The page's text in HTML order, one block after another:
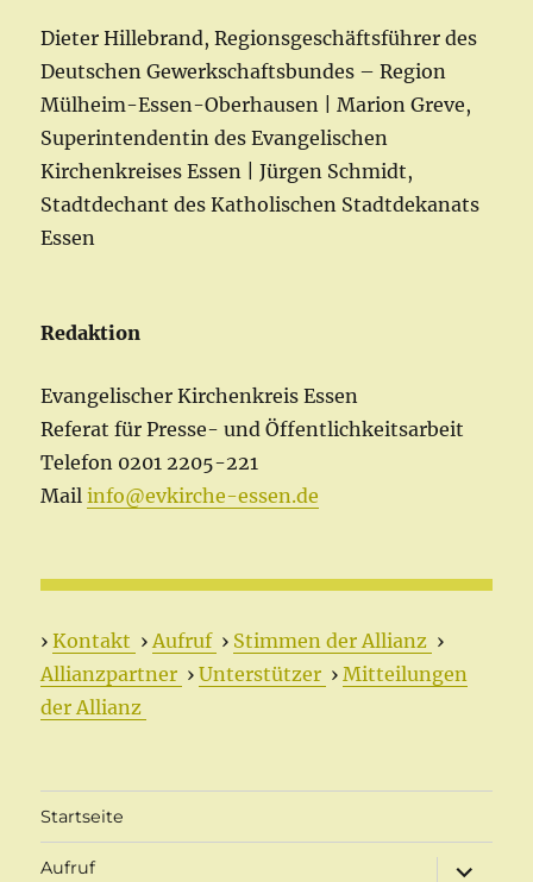
Dieter Hillebrand, Regionsgeschäftsführer des
Deutschen Gewerkschaftsbundes – Region
Mülheim-Essen-Oberhausen | Marion Greve,
Superintendentin des Evangelischen
Kirchenkreises Essen | Jürgen Schmidt,
Stadtdechant des Katholischen Stadtdekanats
Essen
Redaktion
Evangelischer Kirchenkreis Essen
Referat für Presse- und Öffentlichkeitsarbeit
Telefon 0201 2205-221
Mailinfo@evkirche-essen.de
›Kontakt ›Aufruf › Stimmen der Allianz ›
Allianzpartner ›Unterstützer ›Mitteilungen
der Allianz
Startseite
Aufruf